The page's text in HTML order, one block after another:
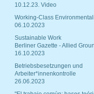
10.12.23. Video
Working-Class
06.10.2023
Sustainable Work
Berliner Gazette - Allied
16.10.2023
Betriebsbesetzungen und
Arbeiter*innenkontrolle
26.06.2023